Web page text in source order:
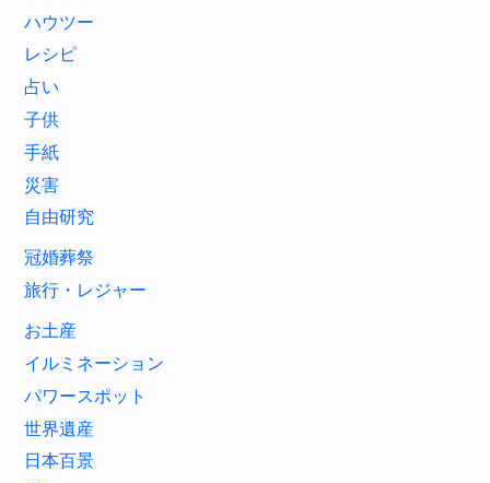
ハウツー
レシピ
占い
子供
手紙
災害
自由研究
冠婚葬祭
旅行・レジャー
お土産
イルミネーション
パワースポット
世界遺産
日本百景